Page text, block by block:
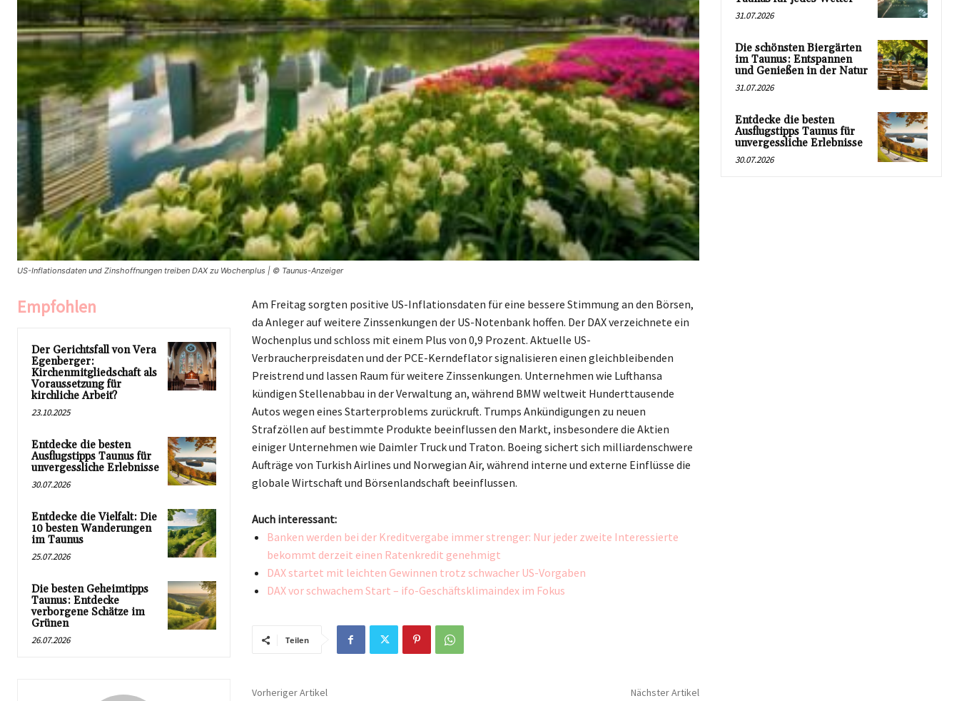
US-Inflationsdaten und Zinshoffnungen treiben DAX zu Wochenplus | © Taunus-Anzeiger
Empfohlen
Der Gerichtsfall von Vera
Egenberger:
Kirchenmitgliedschaft als
Voraussetzung für
kirchliche Arbeit?
23.10.2025
Entdecke die besten
Ausflugstipps Taunus für
unvergessliche Erlebnisse
30.07.2026
Entdecke die Vielfalt: Die
10 besten Wanderungen
im Taunus
25.07.2026
Die besten Geheimtipps
Taunus: Entdecke
verborgene Schätze im
Grünen
26.07.2026
Am Freitag sorgten positive US-Inflationsdaten für eine bessere Stimmung an den Börsen,
da Anleger auf weitere Zinssenkungen der US-Notenbank hoffen. Der DAX verzeichnete ein
Wochenplus und schloss mit einem Plus von 0,9 Prozent. Aktuelle US-
Verbraucherpreisdaten und der PCE-Kerndeflator signalisieren einen gleichbleibenden
Preistrend und lassen Raum für weitere Zinssenkungen. Unternehmen wie Lufthansa
kündigen Stellenabbau in der Verwaltung an, während BMW weltweit Hunderttausende
Autos wegen eines Starterproblems zurückruft. Trumps Ankündigungen zu neuen
Strafzöllen auf bestimmte Produkte beeinflussen den Markt, insbesondere die Aktien
einiger Unternehmen wie Daimler Truck und Traton. Boeing sichert sich milliardenschwere
Aufträge von Turkish Airlines und Norwegian Air, während interne und externe Einflüsse die
globale Wirtschaft und Börsenlandschaft beeinflussen.
Auch interessant:
Banken werden bei der Kreditvergabe immer strenger: Nur jeder zweite Interessierte
bekommt derzeit einen Ratenkredit genehmigt
DAX startet mit leichten Gewinnen trotz schwacher US-Vorgaben
DAX vor schwachem Start – ifo-Geschäftsklimaindex im Fokus
Teilen
Vorheriger Artikel Nächster Artikel
31.07.2026
Die schönsten Biergärten
im Taunus: Entspannen
und Genießen in der Natur
31.07.2026
Entdecke die besten
Ausflugstipps Taunus für
unvergessliche Erlebnisse
30.07.2026